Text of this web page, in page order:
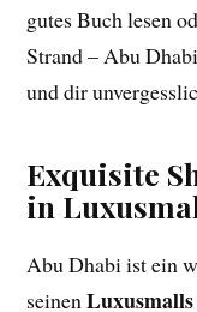
gutes Buch lesen
Strand – Abu
und dir
Exquisite
in
Abu Dhabi ist ein
seinenLuxusmalls